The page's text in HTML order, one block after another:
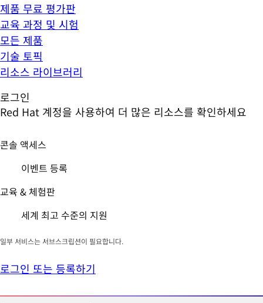
제품 무료 평가판
교육 과정 및 시험
모든 제품
기술 토픽
리소스 라이브러리
로그인
Red Hat 계정을 사용하여 더 많은 리소스를 확인하세요
콘솔 액세스
이벤트 등록
교육 & 체험판
세계 최고 수준의 지원
일부 서비스는 서브스크립션이 필요합니다.
로그인 또는 등록하기